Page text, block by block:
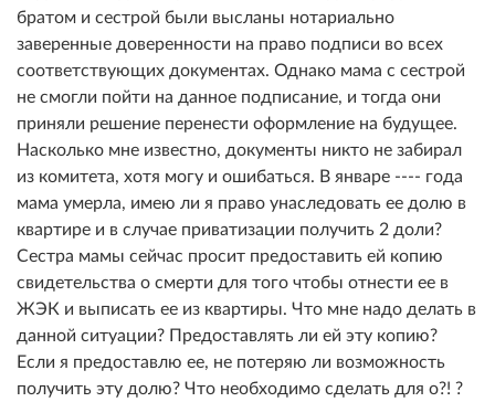
братом и сестрой были высланы нотариально
заверенные доверенности на право подписи во всех
соответствующих документах. Однако мама с сестрой
не смогли пойти на данное подписание, и тогда они
приняли решение перенести оформление на будущее.
Насколько мне известно, документы никто не забирал
из комитета, хотя могу и ошибаться. В январе ---- года
мама умерла, имею ли я право унаследовать ее долю в
квартире и в случае приватизации получить 2 доли?
Сестра мамы сейчас просит предоставить ей копию
свидетельства о смерти для того чтобы отнести ее в
ЖЭК и выписать ее из квартиры. Что мне надо делать в
данной ситуации? Предоставлять ли ей эту копию?
Если я предоставлю ее, не потеряю ли возможность
получить эту долю? Что необходимо сделать для о?! ?